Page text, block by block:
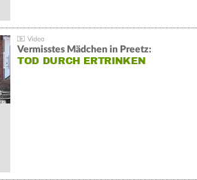
Vermisstes Mädchen in Preetz:
TOD DURCH ERTRINKEN